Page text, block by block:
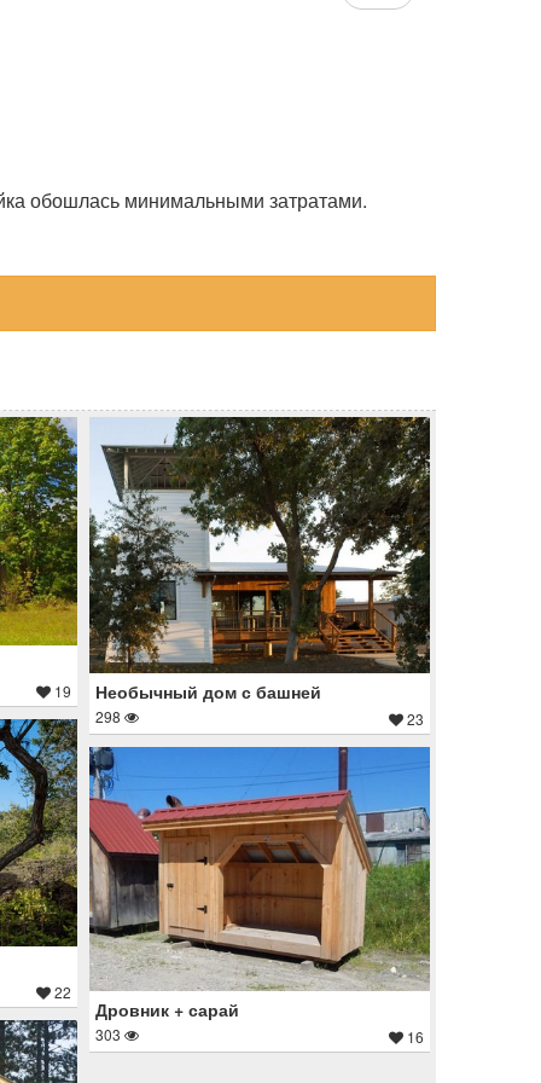
обошлась минимальными затратами.
19 Необычный дом с башней
298 23
22
Дровник + сарай
303 16